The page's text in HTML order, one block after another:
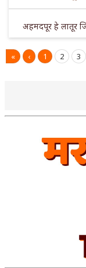
अहमदपूर हे लातूर
« ‹ 1 2 3